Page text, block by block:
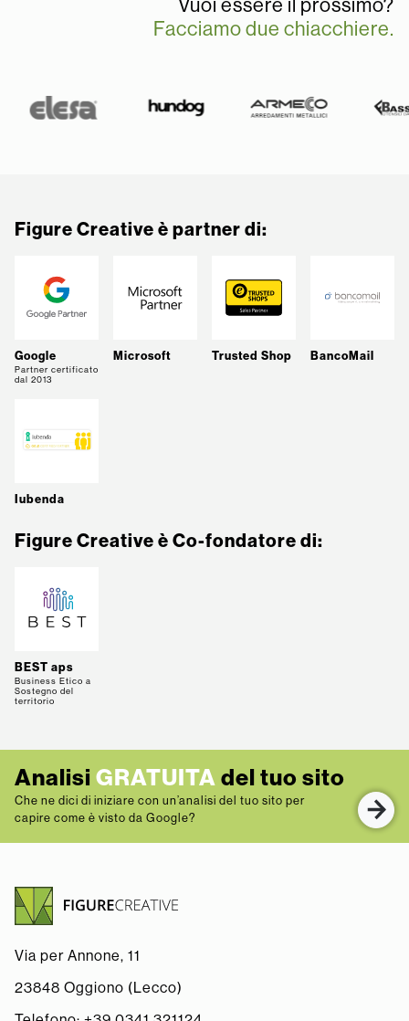
Vuoi essere il prossimo?
Facciamo due chiacchiere.
Figure Creative è partner di:
Google
Partner certificato
dal 2013
Microsoft Trusted Shop BancoMail
Iubenda
Figure Creative è Co-fondatore di:
BEST aps
Business Etico a
Sostegno del
territorio
Analisi GRATUITAdel tuo sito
Che ne dici di iniziare con un’analisi del tuo sito per
capire come è visto da Google?
Via per Annone, 11
23848 Oggiono (Lecco)